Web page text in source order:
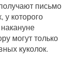
письмо
у которого
могут только
куколок.